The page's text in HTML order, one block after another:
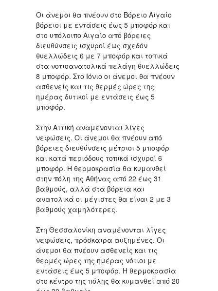
Οι άνεμοι θα πνέουν στο Βόρειο Αιγαίο
βόρειοι με εντάσεις έως 5 μποφόρ και
στο υπόλοιπο Αιγαίο από βόρειες
διευθύνσεις ισχυροί έως σχεδόν
θυελλώδεις 6 με 7 μποφόρ και τοπικά
στα νοτιοανατολικά πελάγη θυελλώδεις
8 μποφόρ. Στο Ιόνιο οι άνεμοι θα πνέουν
ασθενείς και τις θερμές ώρες της
ημέρας δυτικοί με εντάσεις έως 5
μποφόρ.
Στην Αττική αναμένονται λίγες
νεφώσεις. Οι άνεμοι θα πνέουν από
βόρειες διευθύνσεις μέτριοι 5 μποφόρ
και κατά περιόδους τοπικά ισχυροί 6
μποφόρ. Η θερμοκρασία θα κυμανθεί
στην πόλη της Αθήνας από 22 έως 31
βαθμούς, αλλά στα βόρεια και
ανατολικά οι μέγιστες θα είναι 2 με 3
βαθμούς χαμηλότερες.
Στη Θεσσαλονίκη αναμένονται λίγες
νεφώσεις, πρόσκαιρα αυξημένες. Οι
άνεμοι θα πνέουν ασθενείς και τις
θερμές ώρες της ημέρας νότιοι με
εντάσεις έως 5 μποφόρ. Η θερμοκρασία
στο κέντρο της πόλης θα κυμανθεί από 20